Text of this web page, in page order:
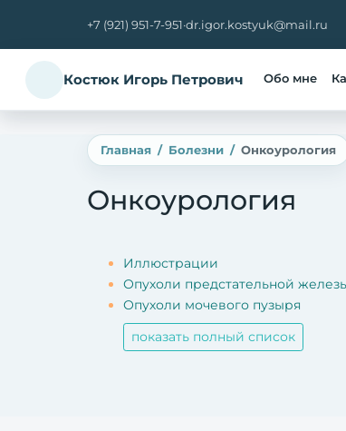
+7 (921) 951-7-951·dr.igor.kostyuk@mail.ru
Костюк Игорь Петрович Обо мне
Главная Болезни Онкоурология
Онкоурология
Иллюстрации
Опухоли предстательной
Опухоли мочевого пузыря
показать полный список